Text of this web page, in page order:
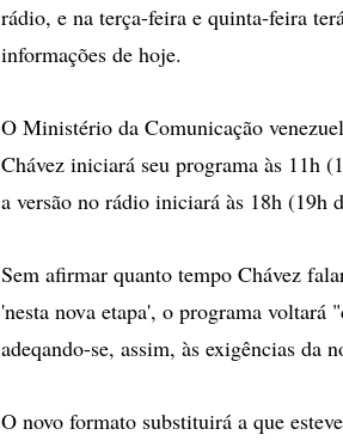
rádio, e na terça-feira e quinta-feira
informações de hoje.
O Ministério da Comunicação
Chávez iniciará seu programa às 11h
a versão no rádio iniciará às 18h (19h
Sem afirmar quanto tempo Chávez
'nesta nova etapa', o programa voltará
adeqando-se, assim, às exigências da
O novo formato substituirá a que